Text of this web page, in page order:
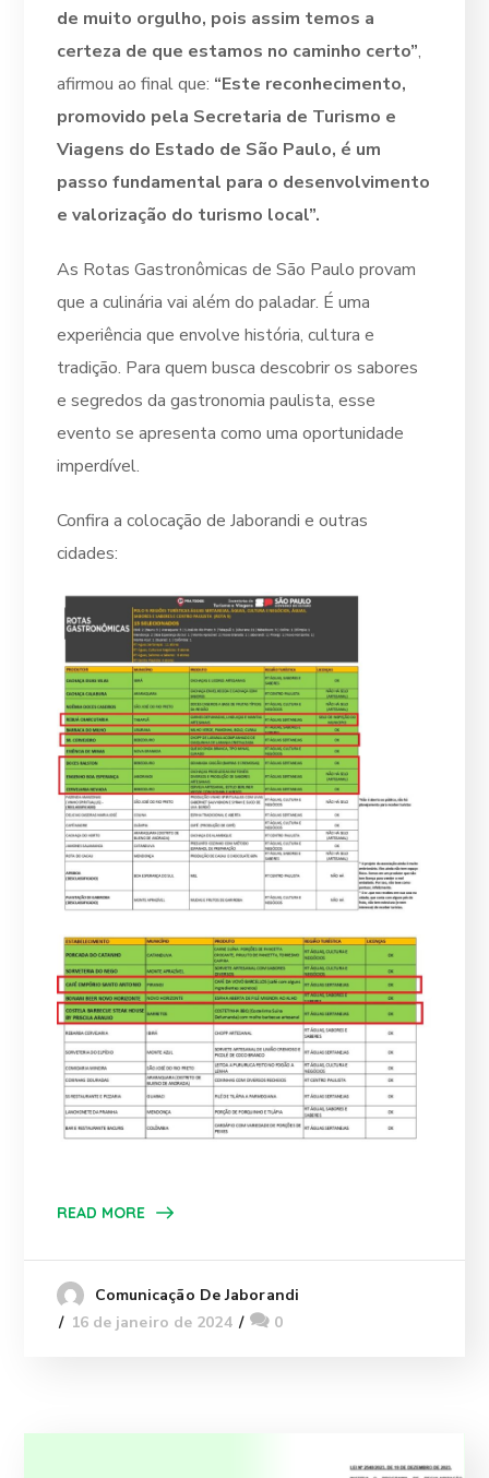
de muito orgulho, pois assim temos a
certeza de que estamos no caminho certo”,
afirmou ao final que: “Este reconhecimento,
promovido pela Secretaria de Turismo e
Viagens do Estado de São Paulo, é um
passo fundamental para o desenvolvimento
e valorização do turismo local”.
As Rotas Gastronômicas de São Paulo provam
que a culinária vai além do paladar. É uma
experiência que envolve história, cultura e
tradição. Para quem busca descobrir os sabores
e segredos da gastronomia paulista, esse
evento se apresenta como uma oportunidade
imperdível.
Confira a colocação de Jaborandi e outras
cidades:
READ MORE
Comunicação De Jaborandi
16 de janeiro de 2024
0